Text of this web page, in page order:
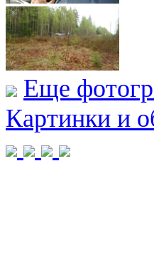
Еще
Картинки и